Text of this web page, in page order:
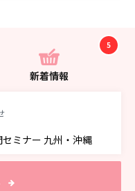
新着情報
5
ミナー 九州・沖縄